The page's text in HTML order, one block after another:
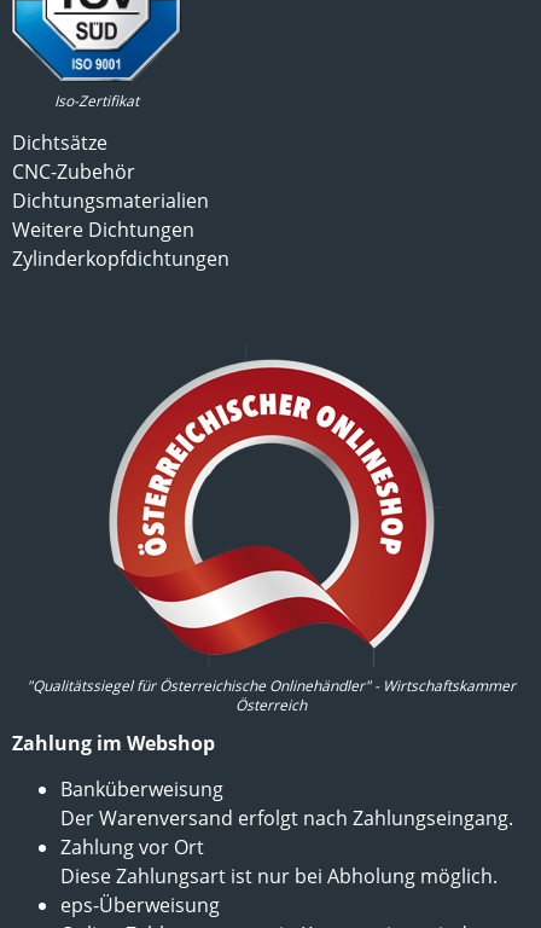
Iso-Zertifikat
Dichtsätze
CNC-Zubehör
Dichtungsmaterialien
Weitere Dichtungen
Zylinderkopfdichtungen
"Qualitätssiegel für Österreichische Onlinehändler" - Wirtschaftskammer
Österreich
Zahlung im Webshop
Banküberweisung
Der Warenversand erfolgt nach Zahlungseingang.
Zahlung vor Ort
Diese Zahlungsart ist nur bei Abholung möglich.
eps-Überweisung